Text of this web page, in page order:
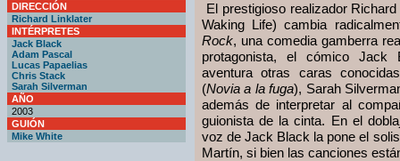
DIRECCIÓN
Richard Linklater
INTÉRPRETES
Jack Black
Adam Pascal
Lucas Papaelias
Chris Stack
Sarah Silverman
AÑO
2003
GUIÓN
Mike White
El prestigioso realizador
Waking Life) cambia
Rock, una comedia gamberra
protagonista, el cómico
aventura otras caras
(Novia a la fuga), Sarah
además de interpretar al
guionista de la cinta. En el
voz de Jack Black la pone el
Martín, si bien las canciones